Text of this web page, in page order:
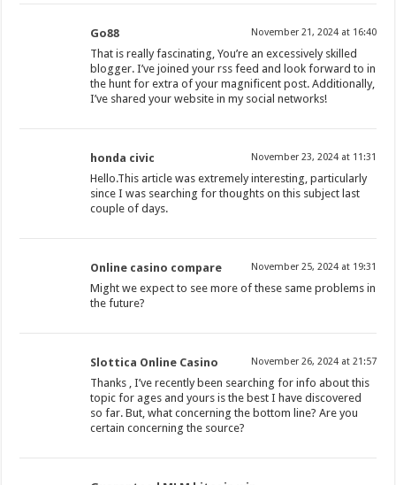
Go88 November 21, 2024 at 16:40
That is really fascinating, You’re an excessively skilled
blogger. I’ve joined your rss feed and look forward to in
the hunt for extra of your magnificent post. Additionally,
I’ve shared your website in my social networks!
honda civic November 23, 2024 at 11:31
Hello.This article was extremely interesting, particularly
since I was searching for thoughts on this subject last
couple of days.
Online casino compare November 25, 2024 at 19:31
Might we expect to see more of these same problems in
the future?
Slottica Online Casino November 26, 2024 at 21:57
Thanks , I’ve recently been searching for info about this
topic for ages and yours is the best I have discovered
so far. But, what concerning the bottom line? Are you
certain concerning the source?